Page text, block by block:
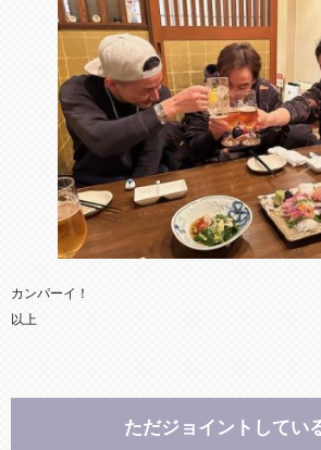
カンパーイ！
以上
ただジョイントしてい